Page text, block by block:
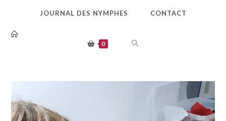
JOURNAL DES NYMPHES CONTACT
0 TOGGLE
696_n